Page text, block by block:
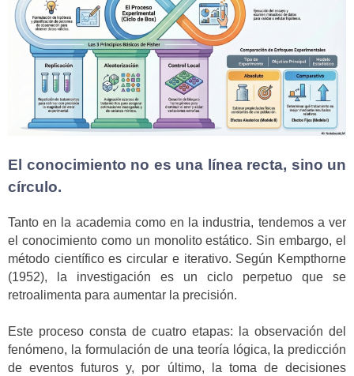
El conocimiento no es una línea recta, sino un
círculo.
Tanto en la academia como en la industria, tendemos a ver
el conocimiento como un monolito estático. Sin embargo, el
método científico es circular e iterativo. Según Kempthorne
(1952), la investigación es un ciclo perpetuo que se
retroalimenta para aumentar la precisión.
Este proceso consta de cuatro etapas: la observación del
fenómeno, la formulación de una teoría lógica, la predicción
de eventos futuros y, por último, la toma de decisiones